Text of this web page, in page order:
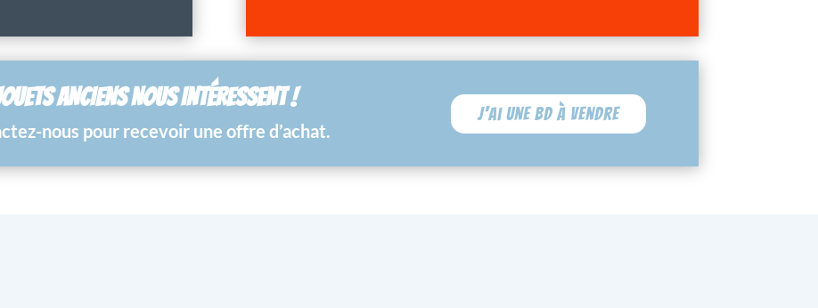
ANCIENS NOUS INTÉRESSENT !
nous pour recevoir une offre d’achat.
J'ai une BD à vendre